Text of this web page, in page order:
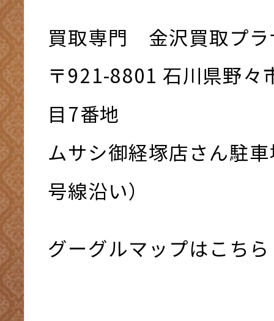
買取専門 金沢買取プラ
〒921-8801 ⽯川県野々
⽬7番地
ムサシ御経塚店さん駐
号線沿い）
グーグルマップはこちら